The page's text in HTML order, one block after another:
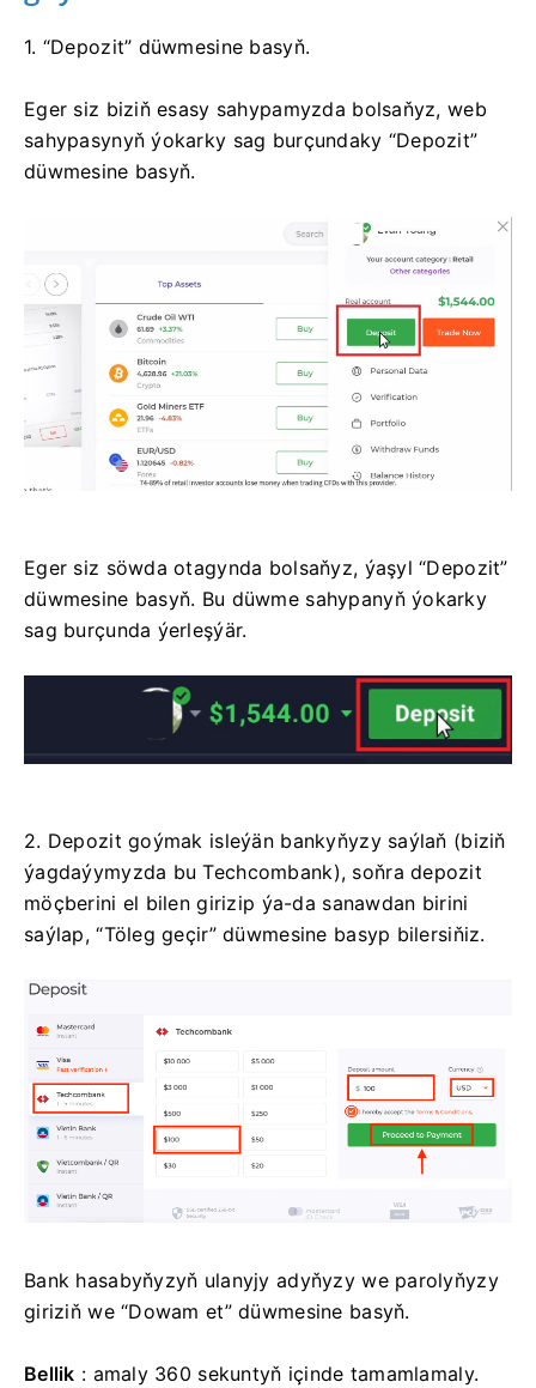
1. “Depozit” düwmesine basyň.
Eger siz biziň esasy sahypamyzda bolsaňyz, web
sahypasynyň ýokarky sag burçundaky “Depozit”
düwmesine basyň.
Eger siz söwda otagynda bolsaňyz, ýaşyl “Depozit”
düwmesine basyň. Bu düwme sahypanyň ýokarky
sag burçunda ýerleşýär.
2. Depozit goýmak isleýän bankyňyzy saýlaň (biziň
ýagdaýymyzda bu Techcombank), soňra depozit
möçberini el bilen girizip ýa-da sanawdan birini
saýlap, “Töleg geçir” düwmesine basyp bilersiňiz.
Bank hasabyňyzyň ulanyjy adyňyzy we parolyňyzy
giriziň we “Dowam et” düwmesine basyň.
Bellik : amaly 360 sekuntyň içinde tamamlamaly.